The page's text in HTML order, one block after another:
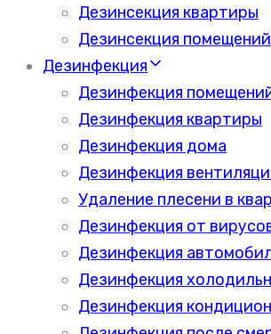
Дезинсекция квартиры
Дезинсекция помещений
Дезинфекция
Дезинфекция
Дезинфекция квартиры
Дезинфекция дома
Дезинфекция
Удаление плесени в
Дезинфекция от
Дезинфекция
Дезинфекция
Дезинфекция